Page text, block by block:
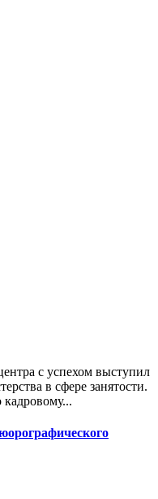
с успехом выступил
в сфере занятости.